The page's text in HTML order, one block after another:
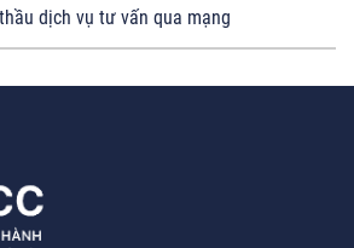
dịch vụ tư vấn qua mạng